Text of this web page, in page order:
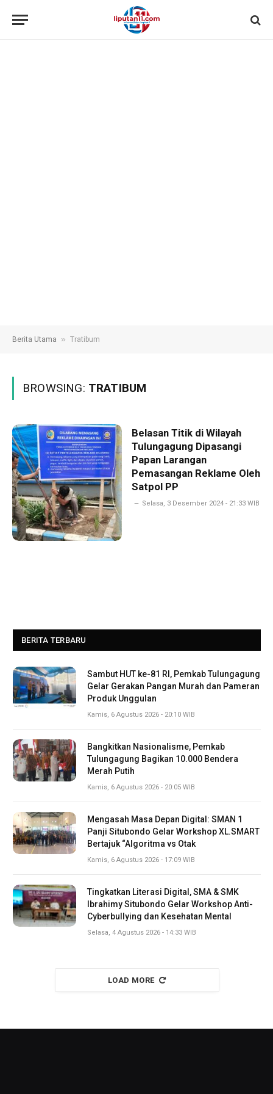
Berita Utama » Tratibum
BROWSING: TRATIBUM
Belasan Titik di Wilayah
Tulungagung Dipasangi
Papan Larangan
Pemasangan Reklame Oleh
Satpol PP
Selasa, 3 Desember 2024 - 21:33 WIB
BERITA TERBARU
Sambut HUT ke-81 RI, Pemkab Tulungagung
Gelar Gerakan Pangan Murah dan Pameran
Produk Unggulan
Kamis, 6 Agustus 2026 - 20:10 WIB
Bangkitkan Nasionalisme, Pemkab
Tulungagung Bagikan 10.000 Bendera
Merah Putih
Kamis, 6 Agustus 2026 - 20:05 WIB
Mengasah Masa Depan Digital: SMAN 1
Panji Situbondo Gelar Workshop XL.SMART
Bertajuk “Algoritma vs Otak
Kamis, 6 Agustus 2026 - 17:09 WIB
Tingkatkan Literasi Digital, SMA & SMK
Ibrahimy Situbondo Gelar Workshop Anti-
Cyberbullying dan Kesehatan Mental
Selasa, 4 Agustus 2026 - 14:33 WIB
LOAD MORE